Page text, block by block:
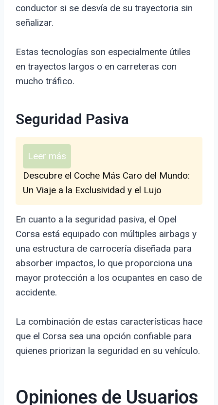
conductor si se desvía de su trayectoria sin
señalizar.
Estas tecnologías son especialmente útiles
en trayectos largos o en carreteras con
mucho tráfico.
Seguridad Pasiva
Leer más
Descubre el Coche Más Caro del Mundo:
Un Viaje a la Exclusividad y el Lujo
En cuanto a la seguridad pasiva, el Opel
Corsa está equipado con múltiples airbags y
una estructura de carrocería diseñada para
absorber impactos, lo que proporciona una
mayor protección a los ocupantes en caso de
accidente.
La combinación de estas características hace
que el Corsa sea una opción confiable para
quienes priorizan la seguridad en su vehículo.
Opiniones de Usuarios